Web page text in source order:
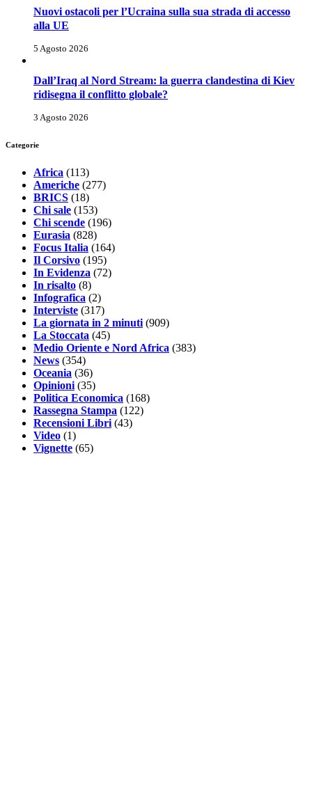
Nuovi ostacoli per l’Ucraina sulla sua strada di accesso
alla UE
5 Agosto 2026
Dall’Iraq al Nord Stream: la guerra clandestina di Kiev
ridisegna il conflitto globale?
3 Agosto 2026
Categorie
Africa (113)
Americhe (277)
BRICS (18)
Chi sale (153)
Chi scende (196)
Eurasia (828)
Focus Italia (164)
Il Corsivo (195)
In Evidenza (72)
In risalto (8)
Infografica (2)
Interviste (317)
La giornata in 2 minuti (909)
La Stoccata (45)
Medio Oriente e Nord Africa (383)
News (354)
Oceania (36)
Opinioni (35)
Politica Economica (168)
Rassegna Stampa (122)
Recensioni Libri (43)
Video (1)
Vignette (65)